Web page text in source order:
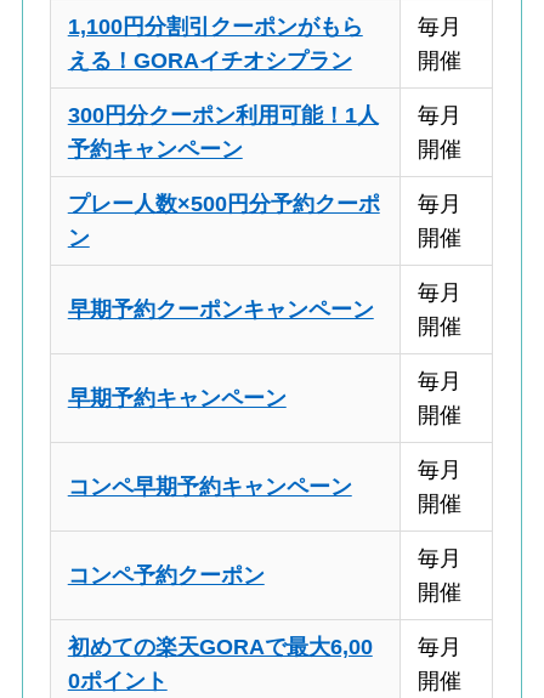
1,100円分割引クーポンがもら
える！GORAイチオシプラン
毎月
開催
300円分クーポン利用可能！1人
予約キャンペーン
毎月
開催
プレー人数×500円分予約クーポ
ン
毎月
開催
早期予約クーポンキャンペーン
毎月
開催
早期予約キャンペーン
毎月
開催
コンペ早期予約キャンペーン
毎月
開催
コンペ予約クーポン
毎月
開催
初めての楽天GORAで最大6,00
0ポイント
毎月
開催